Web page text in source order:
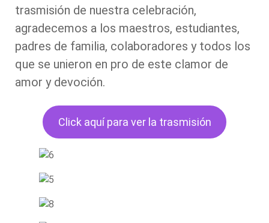
trasmisión de nuestra celebración,
agradecemos a los maestros, estudiantes,
padres de familia, colaboradores y todos los
que se unieron en pro de este clamor de
amor y devoción.
Click aquí para ver la trasmisión